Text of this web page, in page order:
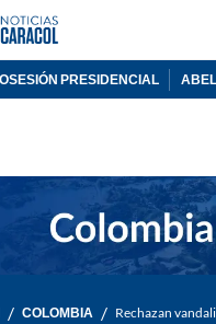
PRESIDENCIAL
/ COLOMBIA / Rechazan